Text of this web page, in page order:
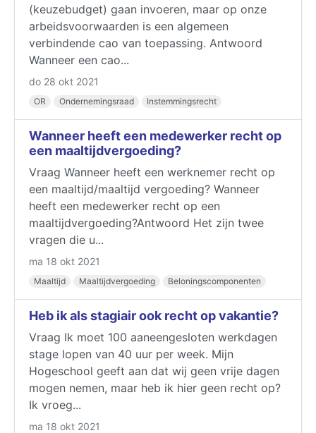
(keuzebudget) gaan invoeren, maar op onze
arbeidsvoorwaarden is een algemeen
verbindende cao van toepassing. Antwoord
Wanneer een cao...
do 28 okt 2021
OR Ondernemingsraad Instemmingsrecht
Wanneer heeft een medewerker recht op
een maaltijdvergoeding?
Vraag Wanneer heeft een werknemer recht op
een maaltijd/maaltijd vergoeding? Wanneer
heeft een medewerker recht op een
maaltijdvergoeding?Antwoord Het zijn twee
vragen die u...
ma 18 okt 2021
Maaltijd Maaltijdvergoeding Beloningscomponenten
Heb ik als stagiair ook recht op vakantie?
Vraag Ik moet 100 aaneengesloten werkdagen
stage lopen van 40 uur per week. Mijn
Hogeschool geeft aan dat wij geen vrije dagen
mogen nemen, maar heb ik hier geen recht op?
Ik vroeg...
ma 18 okt 2021